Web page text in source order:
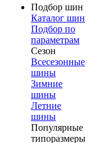
Подбор шин
Каталог шин
Подбор по
параметрам
Сезон
Всесезонные
шины
Зимние
шины
Летние
шины
Популярные
типоразмеры